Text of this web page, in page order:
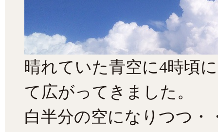
晴れていた青空に4時頃
て広がってきました。
白半分の空になりつつ・